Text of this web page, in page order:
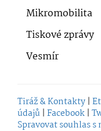
Mikromobilita
Tiskové zprávy
Vesmír
Tiráž & Kontakty |
údajů | Facebook |
Spravovat souhlas